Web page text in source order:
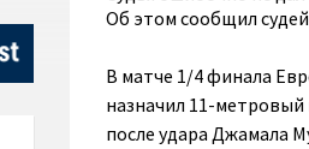
Об этом сообщил
В матче 1/4 финала
назначил 11-метровый
после удара Джамала